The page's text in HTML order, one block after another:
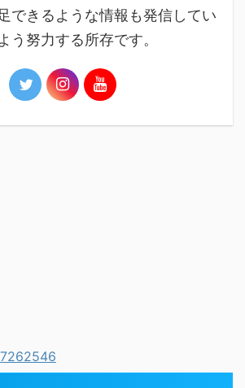
できるような情報も発信してい
う努力する所存です。